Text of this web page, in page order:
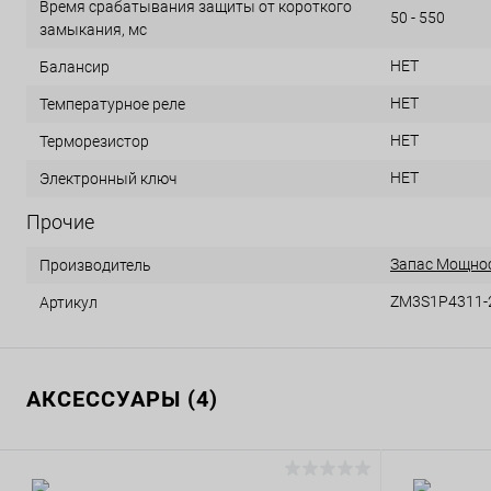
Время срабатывания защиты от короткого
замыкания, мс
50 - 550
Балансир НЕТ
Температурное реле НЕТ
Терморезистор НЕТ
Электронный ключ НЕТ
Прочие
Производитель Запас
Артикул ZM3S1P4311-
АКСЕССУАРЫ (4)